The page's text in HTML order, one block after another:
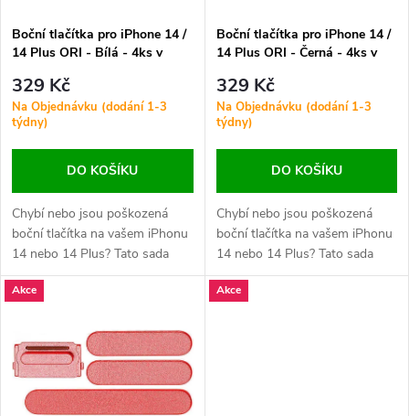
p
r
o
d
u
k
ů
s
p
r
o
d
u
k
t
ů
Boční tlačítka pro iPhone 14 /
14 Plus ORI - Bílá - 4ks v
329 Kč
Na Objednávku (dodání 1-3
týdny)
DO KOŠÍKU
Chybí nebo jsou poškozená
boční tlačítka na vašem iPhonu
14 nebo 14 Plus? Tato sada
obsahuje náhradní tlačítka pro
ovládání hlasitosti, napájení a
odpovídajícím originálu a v
barvách ladících s tělem
telefonu.
Boční tlačítka pro iPhone 14 /
14 Plus ORI - Černá - 4ks v
329 Kč
Na Objednávku (dodání 1-3
týdny)
DO KOŠÍKU
Chybí nebo jsou poškozená
boční tlačítka na vašem iPhonu
14 nebo 14 Plus? Tato sada
obsahuje náhradní tlačítka pro
ovládání hlasitosti, napájení a
Akce Akce